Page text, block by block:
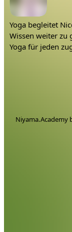
Yoga begleitet
Wissen weiter zu
Yoga für jeden
Niyama.Academy